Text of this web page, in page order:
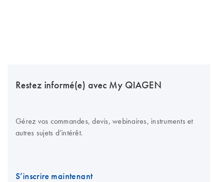
Restez informé(e) avec My QIAGEN
Gérez vos commandes, devis, webinaires, instruments et
autres sujets d’intérêt.
S’inscrire maintenant